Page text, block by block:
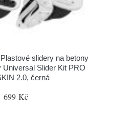
slidery na betony
Slider Kit PRO
2.0, černá
699 Kč